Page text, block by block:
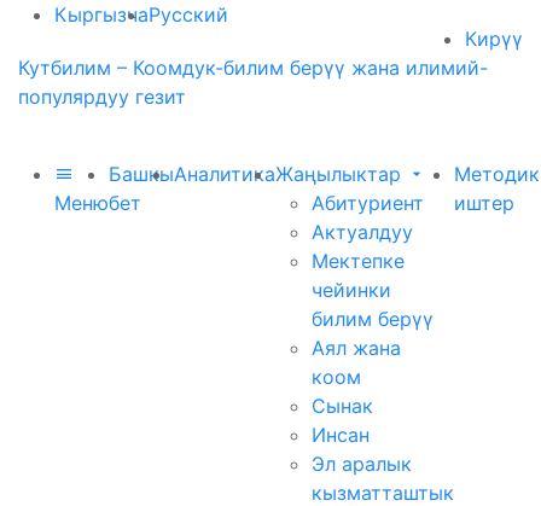
КыргызчаРусский
Кирүү
Кутбилим – Коомдук-билим берүү жана илимий-
популярдуу гезит
Меню
Башкы
бет
АналитикаЖаңылыктар
Абитуриент
Актуалдуу
Мектепке
чейинки
билим берүү
Аял жана
коом
Сынак
Инсан
Эл аралык
кызматташтык
иштер